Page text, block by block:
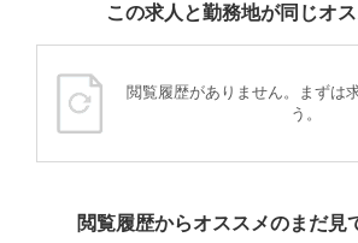
この求人と勤務地が同じオ
閲覧履歴がありません。まずは
う。
閲覧履歴からオススメのまだ見